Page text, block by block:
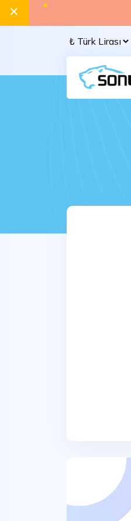
×